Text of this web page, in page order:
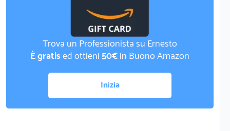
Trova un Professionista su Ernesto
È gratised ottieni50€in Buono Amazon
Inizia